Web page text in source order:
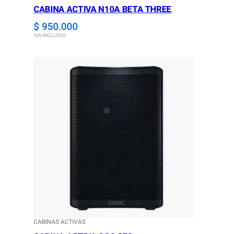
CABINA ACTIVA N10A BETA THREE
$ 950.000
IVA INCLUIDO
CABINAS ACTIVAS